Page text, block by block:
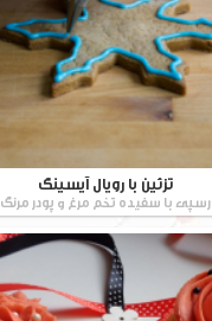
تزئین با رویال آیسینگ
رسپی با سفیده تخم مرغ و پودر مرنگ